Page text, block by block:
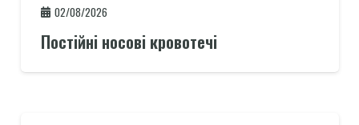
02/08/2026
Постійні носові кровотечі